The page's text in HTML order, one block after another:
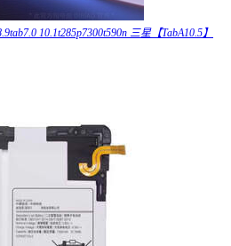
10.1t285p7300t590n 三星【TabA10.5】